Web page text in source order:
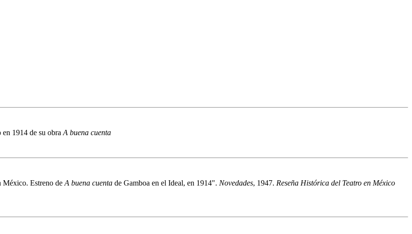
1914 de su obra A buena cuenta
México. Estreno de A buena cuenta de Gamboa en el Ideal, en 1914". Novedades, 1947. Reseña Histórica del Teatro en México